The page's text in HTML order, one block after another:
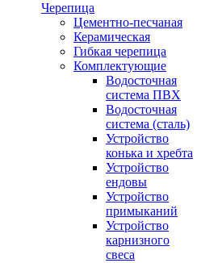
Черепица
Цементно-песчаная
Керамическая
Гибкая черепица
Комплектующие
Водосточная
система ПВХ
Водосточная
система (сталь)
Устройство
конька и хребта
Устройство
ендовы
Устройство
примыканий
Устройство
карнизного
свеса